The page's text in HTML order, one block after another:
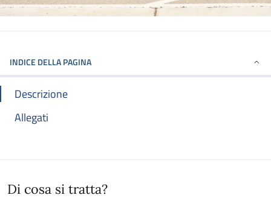
INDICE DELLA PAGINA
Descrizione
Allegati
Di cosa si tratta?